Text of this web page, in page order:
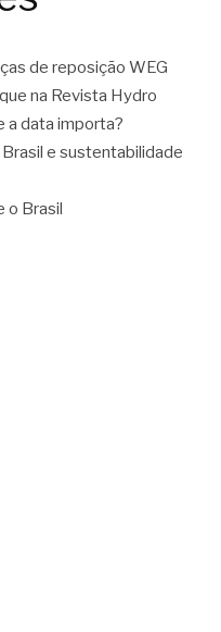
de reposição WEG
na Revista Hydro
a data importa?
e sustentabilidade
o Brasil